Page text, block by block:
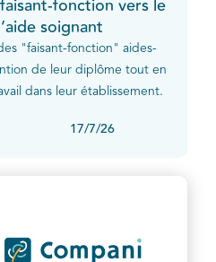
fonction vers le
soignant
"faisant-fonction" aides-
de leur diplôme tout en
dans leur établissement.
17/7/26